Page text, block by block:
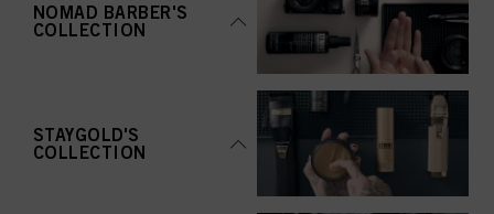
NOMAD BARBER'S
COLLECTION
STAYGOLD'S
COLLECTION